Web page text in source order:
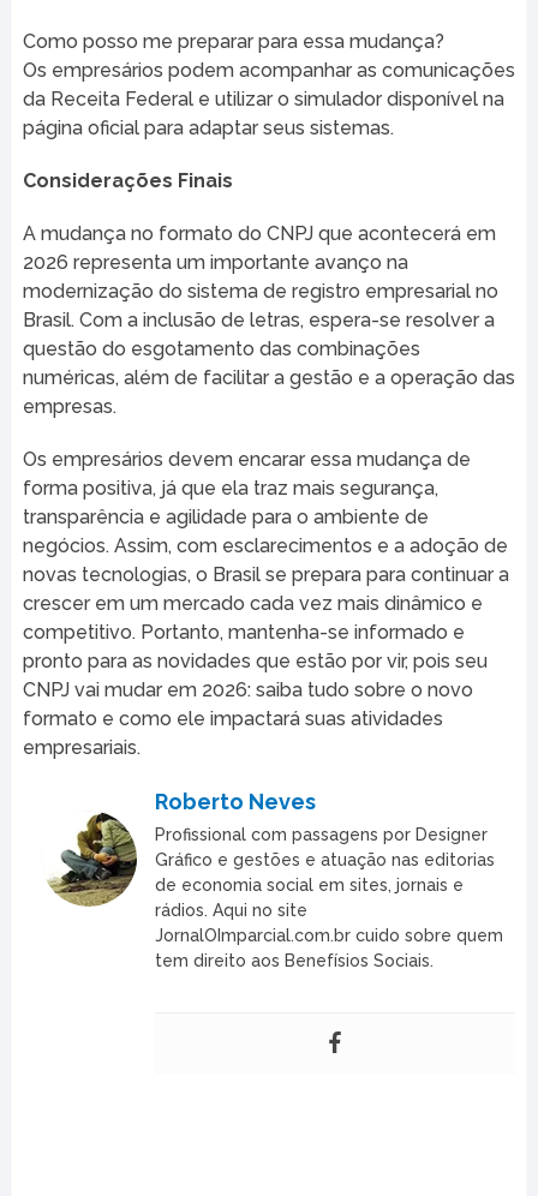
Como posso me preparar para essa mudança?
Os empresários podem acompanhar as comunicações
da Receita Federal e utilizar o simulador disponível na
página oficial para adaptar seus sistemas.
Considerações Finais
A mudança no formato do CNPJ que acontecerá em
2026 representa um importante avanço na
modernização do sistema de registro empresarial no
Brasil. Com a inclusão de letras, espera-se resolver a
questão do esgotamento das combinações
numéricas, além de facilitar a gestão e a operação das
empresas.
Os empresários devem encarar essa mudança de
forma positiva, já que ela traz mais segurança,
transparência e agilidade para o ambiente de
negócios. Assim, com esclarecimentos e a adoção de
novas tecnologias, o Brasil se prepara para continuar a
crescer em um mercado cada vez mais dinâmico e
competitivo. Portanto, mantenha-se informado e
pronto para as novidades que estão por vir, pois seu
CNPJ vai mudar em 2026: saiba tudo sobre o novo
formato e como ele impactará suas atividades
empresariais.
Roberto Neves
Profissional com passagens por Designer
Gráfico e gestões e atuação nas editorias
de economia social em sites, jornais e
rádios. Aqui no site
JornalOImparcial.com.br cuido sobre quem
tem direito aos Benefísios Sociais.